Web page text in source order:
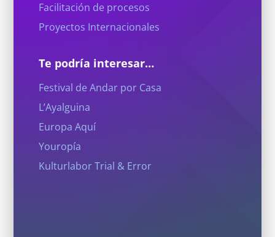
Facilitación de procesos
Proyectos Internacionales
Te podría interesar…
Festival de Andar por Casa
L’Ayalguina
Europa Aquí
Youropía
Kulturlabor Trial & Error